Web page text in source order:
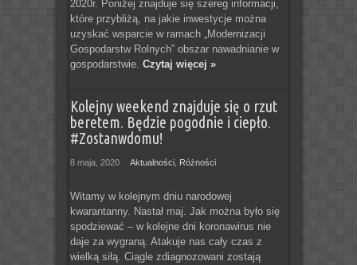
2020r. Poniżej znajduje się szereg informacji,
które przybliżą, na jakie inwestycje można
uzyskać wsparcie w ramach „Modernizacji
Gospodarstw Rolnych” obszar nawadnianie w
gospodarstwie. Czytaj więcej »
Kolejny weekend znajduje się o rzut
beretem. Będzie pogodnie i ciepło.
#Zostanwdomu!
8 maja, 2020 Aktualności, Różności
Witamy w kolejnym dniu narodowej
kwarantanny. Nastał maj. Jak można było się
spodziewać – w kolejne dni koronawirus nie
daje za wygraną. Atakuje nas cały czas z
wielką siłą. Ciągle zdiagnozowani zostają